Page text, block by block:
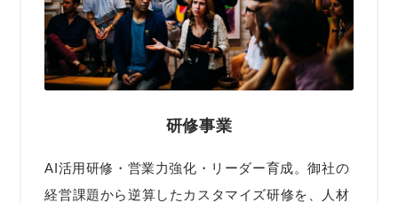
研修事業
AI活用研修・営業力強化・リーダー育成。御社の
経営課題から逆算したカスタマイズ研修を、人材